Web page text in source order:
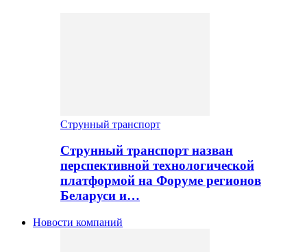
Струнный транспорт
Струнный транспорт назван
перспективной технологической
платформой на Форуме регионов
Беларуси и…
Новости компаний